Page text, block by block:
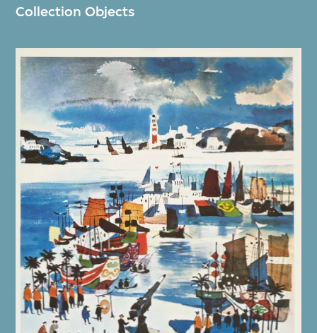
Collection Objects